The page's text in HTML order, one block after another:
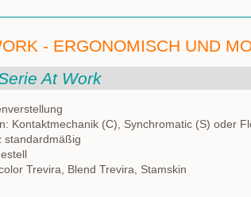
- ERGONOMISCH UND
At Work
Kontaktmechanik (C), Synchromatic (S) oder
standardmäßig
Trevira, Blend Trevira, Stamskin